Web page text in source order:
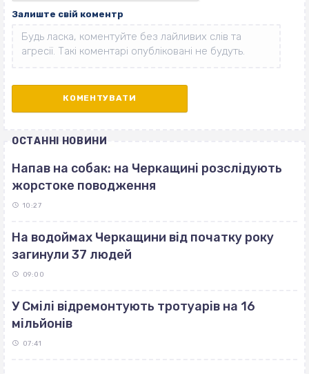
Залиште свій коментр
ОСТАННІ НОВИНИ
Напав на собак: на Черкащині розслідують
жорстоке поводження
10:27
На водоймах Черкащини від початку року
загинули 37 людей
09:00
У Смілі відремонтують тротуарів на 16
мільйонів
07:41